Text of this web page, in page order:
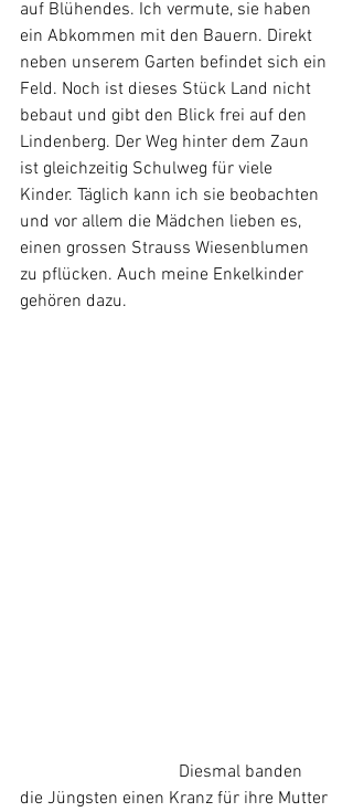
auf Blühendes. Ich vermute, sie haben
ein Abkommen mit den Bauern. Direkt
neben unserem Garten befindet sich ein
Feld. Noch ist dieses Stück Land nicht
bebaut und gibt den Blick frei auf den
Lindenberg. Der Weg hinter dem Zaun
ist gleichzeitig Schulweg für viele
Kinder. Täglich kann ich sie beobachten
und vor allem die Mädchen lieben es,
einen grossen Strauss Wiesenblumen
zu pflücken. Auch meine Enkelkinder
gehören dazu.
die Jüngsten einen Kranz für ihre Mutter